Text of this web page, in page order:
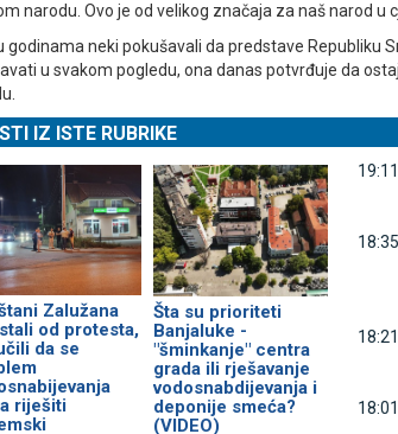
narodu. Ovo je od velikog značaja za naš narod u
godinama neki pokušavali da predstave Republiku
u svakom pogledu, ona danas potvrđuje da
IZ ISTE RUBRIKE
Zalužana
od protesta,
da se
riješiti
Šta su prioriteti
Banjaluke -
"šminkanje" centra
grada ili rješavanje
vodosnabdijevanja i
deponije smeća?
(VIDEO)